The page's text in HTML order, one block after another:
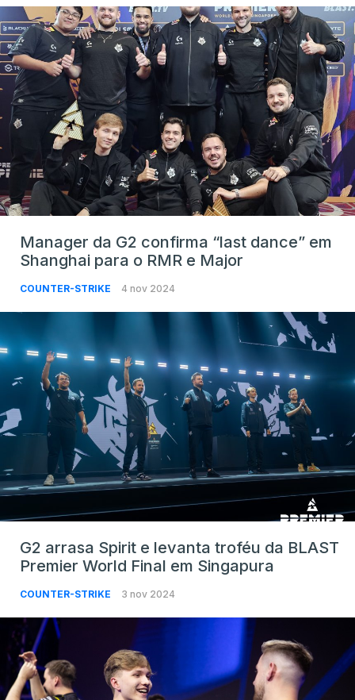
Manager da G2 confirma “last dance” em
Shanghai para o RMR e Major
COUNTER-STRIKE 4 nov 2024
G2 arrasa Spirit e levanta troféu da BLAST
Premier World Final em Singapura
COUNTER-STRIKE 3 nov 2024